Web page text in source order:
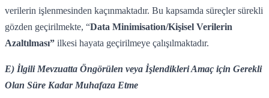
verilerin işlenmesinden kaçınmaktadır. Bu kapsamda süreçler sürekli
gözden geçirilmekte, “Data Minimisation/Kişisel Verilerin
Azaltılması” ilkesi hayata geçirilmeye çalışılmaktadır.
E) İlgili Mevzuatta Öngörülen veya İşlendikleri Amaç için Gerekli
Olan Süre Kadar Muhafaza Etme